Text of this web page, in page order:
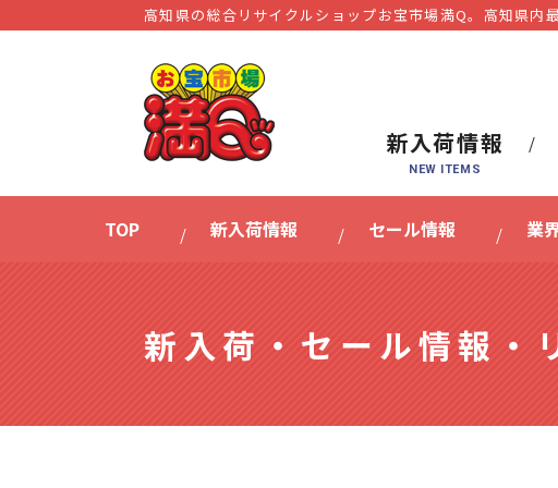
高知県の総合リサイクルショップお宝市場満Q。⾼知県内
新入荷情報
TOP 新入荷情報 セール情報 業
新入荷・セール情報